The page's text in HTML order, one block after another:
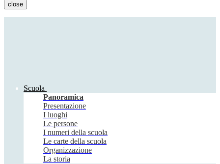
close
Scuola
Panoramica
Presentazione
I luoghi
Le persone
I numeri della scuola
Le carte della scuola
Organizzazione
La storia